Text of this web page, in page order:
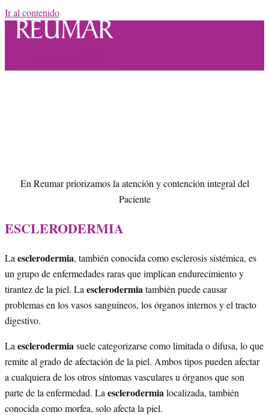
Ir al contenido
En Reumar priorizamos la atención y contención integral del
Paciente
ESCLERODERMIA
La esclerodermia, también conocida como esclerosis sistémica, es
un grupo de enfermedades raras que implican endurecimiento y
tirantez de la piel. La esclerodermiatambién puede causar
problemas en los vasos sanguíneos, los órganos internos y el tracto
digestivo.
La esclerodermiasuele categorizarse como limitada o difusa, lo que
remite al grado de afectación de la piel. Ambos tipos pueden afectar
a cualquiera de los otros síntomas vasculares u órganos que son
parte de la enfermedad. La esclerodermialocalizada, también
conocida como morfea, solo afecta la piel.